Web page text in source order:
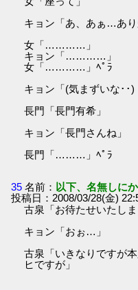
キョン「あ、あぁ…あり
女「…………」
キョン「…………」
女「…………」ﾍﾟﾗ
キョン「(気まずいな･
長門「長門有希」
キョン「長門さんね」
長門「………」ﾍﾟﾗ
35 名前： 以下、名無しに
投稿日：2008/03/28(金)
古泉「お待たせいたしま
キョン「おぉ…」
古泉「いきなりですが
ヒですが」